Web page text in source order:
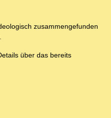
zusammengefunden
über das bereits